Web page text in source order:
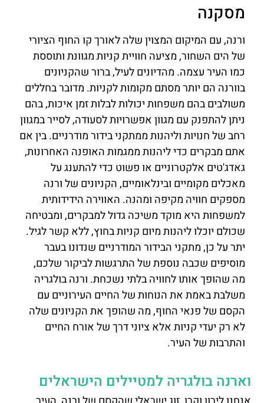
מסקנה
ורנה, עם המיקום המצוין שלה לאורך קו החוף הציורי
של הים השחור, מציעה חוויית קניות מגוונת ותוססת
כמו העיר עצמה. מהדיונים לעיל, ברור שהקניונים
בוורנה הם יותר מסתם מקומות לקניות. מדובר בחללים
משולבים בהם משפחות יכולות לבלות זמן איכות, בהם
ניתן להתפנק עם מגוון אפשרויות לסעודה, לסייר במגוון
רחב של חנויות וליהנות ממתקני בידור מודרניים. בין אם
אתם מבקרים כדי ליהנות ממגמות האופנה האחרונות,
גאדג'טים אלקטרוניים או פשוט כדי להתענג על
מאכלים מקומיים ובינלאומיים, הקניונים של ורנה
מספקים חוויה מקיפה ומהנה. האווירה הידידותית
למשפחות היא מוקד משיכה גדול למבקרים, ומבטיחה
שכולם יוכלו ליהנות מיום קניות בחוץ, ללא קשר לגיל.
יתר על כן, מתקני הבידור המודרניים שנדונו בעבר
מוסיפים שכבה נוספת של התרגשות לביקור שלכם,
מה שהופך אותו לחוויה בלתי נשכחת. ורנה בולגריה
משלבת באמת את הנוחות של החיים העירוניים עם
הקסם של פנאי החוף, מה שהופך את הקניונים שלה
לא רק יעדי קניות אלא ציוני דרך של אורח החיים
והתרבות של העיר.
וארנה בולגריה למטיילים הישראלים